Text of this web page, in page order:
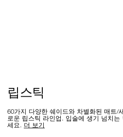
No.
0607845029137
립스틱
60가지 다양한 쉐이드와 차별화된 매트/
로운 립스틱 라인업. 입술에 생기 넘치
세요. 더 보기